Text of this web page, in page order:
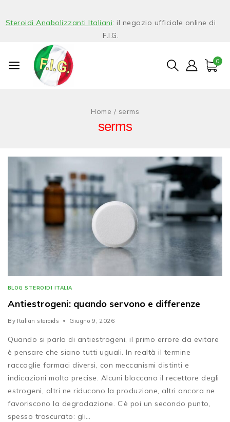
Steroidi Anabolizzanti Italiani: il negozio ufficiale online di
F.I.G.
0
Home / serms
serms
BLOG STEROIDI ITALIA
Antiestrogeni: quando servono e differenze
By Italian steroids Giugno 9, 2026
Quando si parla di antiestrogeni, il primo errore da evitare
è pensare che siano tutti uguali. In realtà il termine
raccoglie farmaci diversi, con meccanismi distinti e
indicazioni molto precise. Alcuni bloccano il recettore degli
estrogeni, altri ne riducono la produzione, altri ancora ne
favoriscono la degradazione. C’è poi un secondo punto,
spesso trascurato: gli…